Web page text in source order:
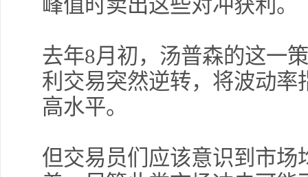
峰值时卖出这些对冲获利。
去年8月初，汤普森的这一
利交易突然逆转，将波动
高水平。
但交易员们应该意识到市